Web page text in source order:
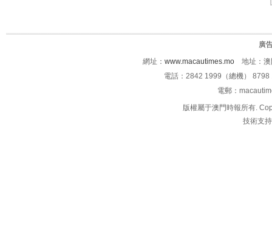
廣
網址： www.macautimes.mo 地址：澳
電話：2842 1999（總機）
電郵：
版權屬于澳門時報所有.
技術支